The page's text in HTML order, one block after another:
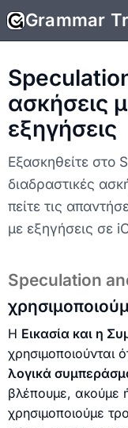
Grammar
ασκήσεις
εξηγήσεις
Εξασκηθείτε στο
διαδραστικές
πείτε τις
με εξηγήσεις σε
Speculation
Η Εικασία και η
χρησιμοποιούνται
λογικά
βλέπουμε, ακούμε
χρησιμοποιούμε